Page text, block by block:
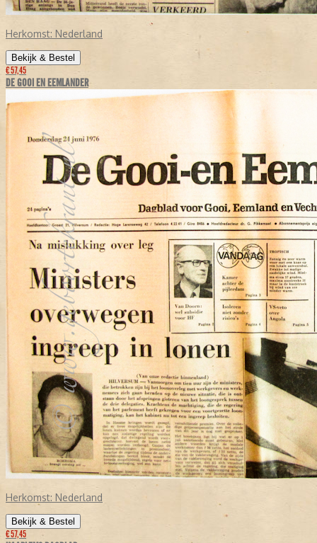
Herkomst: Nederland
Bekijk & Bestel
€ 57,45
DE GOOI EN EEMLANDER
Herkomst: Nederland
Bekijk & Bestel
€ 57,45